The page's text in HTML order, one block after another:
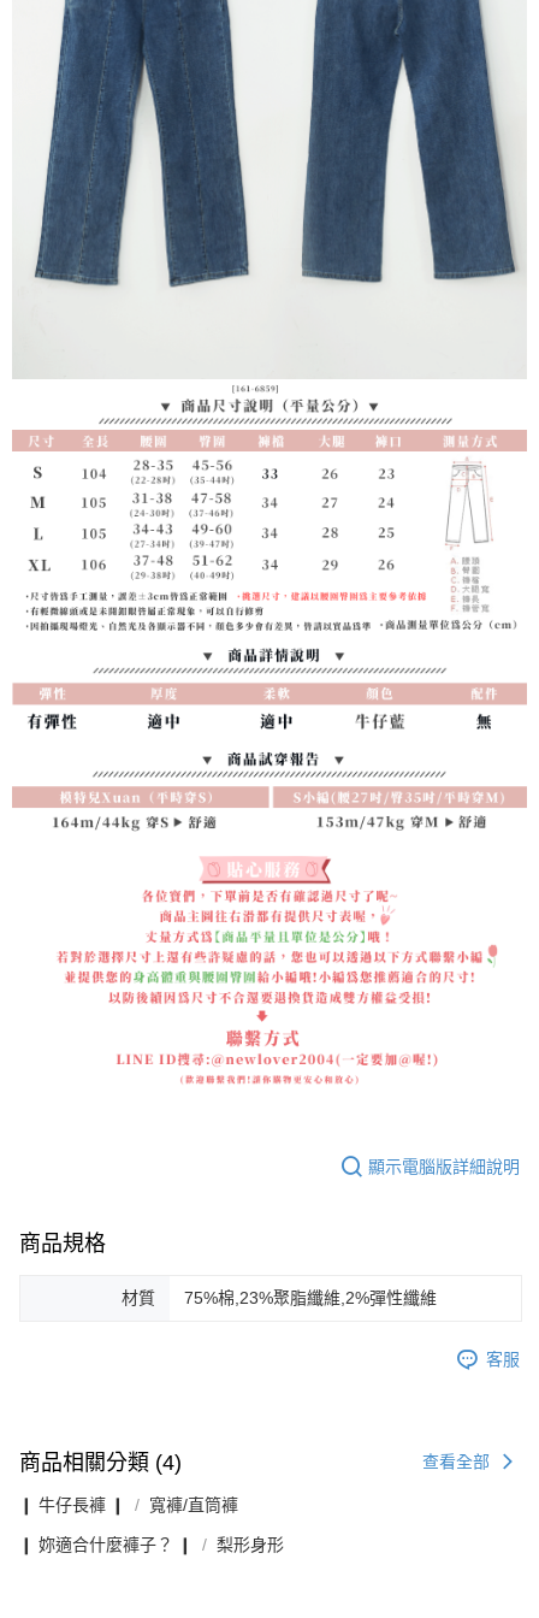
顯示電腦版詳細說明
商品規格
材質 75%棉,23%聚脂纖維,2%彈性纖維
客服
商品相關分類 (4) 查看全部
❙ 牛仔長褲 ❙ 寬褲/直筒褲
❙ 妳適合什麼褲子？ ❙ 梨形身形